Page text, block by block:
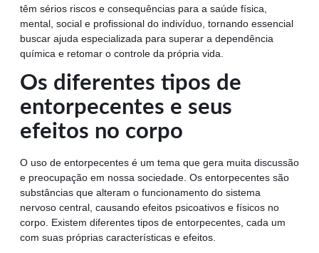
têm sérios riscos e consequências para a saúde física,
mental, social e profissional do indivíduo, tornando essencial
buscar ajuda especializada para superar a dependência
química e retomar o controle da própria vida.
Os diferentes tipos de
entorpecentes e seus
efeitos no corpo
O uso de entorpecentes é um tema que gera muita discussão
e preocupação em nossa sociedade. Os entorpecentes são
substâncias que alteram o funcionamento do sistema
nervoso central, causando efeitos psicoativos e físicos no
corpo. Existem diferentes tipos de entorpecentes, cada um
com suas próprias características e efeitos.